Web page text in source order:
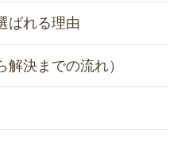
ばれる理由
決までの流れ）